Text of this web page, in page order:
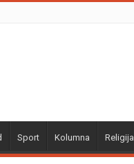
Sport Kolumna Religija